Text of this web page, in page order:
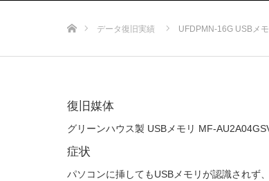
データ復旧実績 UFDPMN-16G USBメ
復旧媒体
グリーンハウス製 USBメモリ MF-
症状
パソコンに挿してもUSBメモリが認識されず